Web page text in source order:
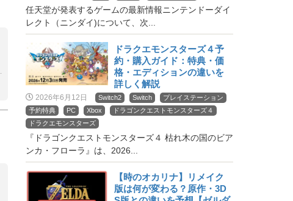
任天堂が発表するゲームの最新情報ニンテンドーダイ
レクト（ニンダイ)について、次...
ドラクエモンスターズ４予
約・購入ガイド：特典・価
格・エディションの違いを
詳しく解説
2026年6月12日 Switch2 Switch
プレイステーション
予約特典
PC Xbox
ドラゴンクエストモンスターズ４
ドラクエモンスターズ
『ドラゴンクエストモンスターズ４ 枯れ木の国のビア
ンカ・フローラ』は、2026...
【時のオカリナ】リメイク
版は何が変わる？原作・3D